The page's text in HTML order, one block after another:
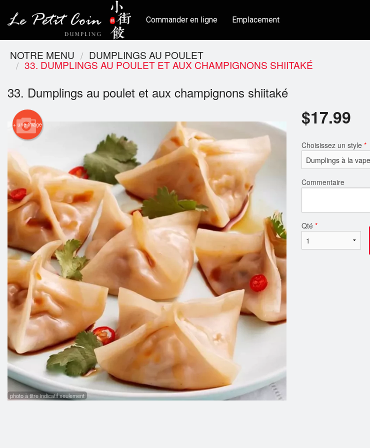
Commander en ligne Emplacement
24. Dumplings au porc et à la coriandre
$16.99
38.
NOTRE MENU DUMPLINGS AU POULET
33. DUMPLINGS AU POULET ET AUX CHAMPIGNONS SHIITAKÉ
33. Dumplings au poulet et aux champignons shiitaké
+ une image
photo à titre indicatif seulement
$17.99
Choisissez un style *
Commentaire
Qté *